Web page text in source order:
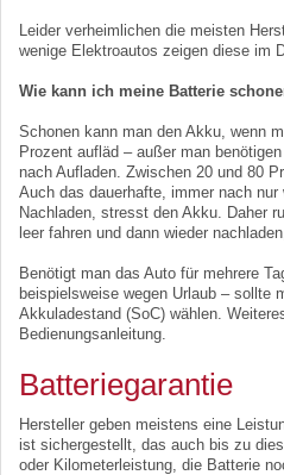
Leider verheimlichen die meisten
wenige Elektroautos zeigen diese im
Wie kann ich meine Batterie
Schonen kann man den Akku, wenn
Prozent aufläd – außer man
nach Aufladen. Zwischen 20 und 80
Auch das dauerhafte, immer nach nur
Nachladen, stresst den Akku. Daher
leer fahren und dann wieder
Benötigt man das Auto für mehrere
beispielsweise wegen Urlaub – sollte
Akkuladestand (SoC) wählen.
Bedienungsanleitung.
Batteriegarantie
Hersteller geben meistens eine
ist sichergestellt, das auch bis zu
oder Kilometerleistung, die Batterie